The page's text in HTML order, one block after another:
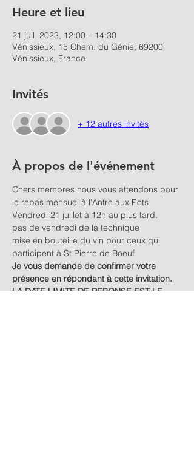
Heure et lieu
21 juil. 2023, 12:00 – 14:30
Vénissieux, 15 Chem. du Génie, 69200
Vénissieux, France
Invités
+ 12 autres invités
À propos de l'événement
Chers membres nous vous attendons pour
le repas mensuel à l'Antre aux Pots
Vendredi 21 juillet à 12h au plus tard.
pas de vendredi de la technique
mise en bouteille du vin pour ceux qui
participent à St Pierre de Boeuf
Je vous demande de confirmer votre
présence en répondant à cette invitation.
LA DATE LIMITE DE REPONSE EST LE